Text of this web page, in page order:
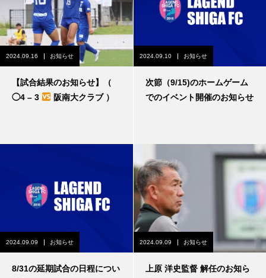
2024.09.16 お知らせ
【試合結果のお知らせ】（
◯4 – 3
阪南大クラブ ）
2024.09.10 お知らせ
次節（9/15)のホームゲーム
でのイベント開催のお知らせ
2024.09.09 お知らせ
8/31の延期試合の日程につい
2024.09.09 お知らせ
上原 洋史監督 解任のお知ら